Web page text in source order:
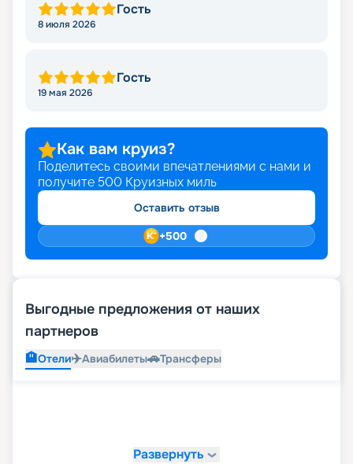
Гость
8 июля 2026
Гость
19 мая 2026
Как вам круиз?
Поделитесь своими впечатлениями с нами и
получите 500 Круизных миль
Оставить отзыв
+500
Выгодные предложения от наших
партнеров
🏨Отели✈️Авиабилеты🚗Трансферы
Развернуть